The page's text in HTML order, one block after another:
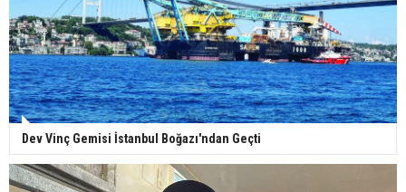
Dev Vinç Gemisi İstanbul Boğazı'ndan Geçti